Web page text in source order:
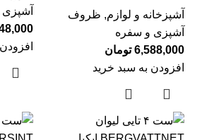
آشپزخانه و لوازم, ظروف
آشپزی و سفره
6,588,000 تومان
افزودن به سبد خرید